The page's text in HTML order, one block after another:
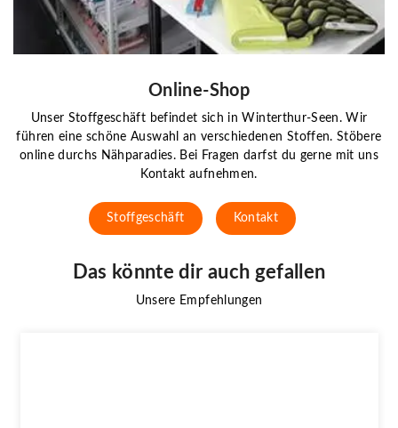
Online-Shop
Unser Stoffgeschäft befindet sich in Winterthur-Seen. Wir
führen eine schöne Auswahl an verschiedenen Stoffen. Stöbere
online durchs Nähparadies. Bei Fragen darfst du gerne mit uns
Kontakt aufnehmen.
Stoffgeschäft Kontakt
Das könnte dir auch gefallen
Unsere Empfehlungen